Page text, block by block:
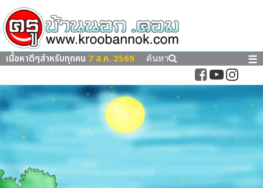
เนื้อหาดีๆสำหรับทุกคน 7 ส.ค. 2569 ค้นหา ☰